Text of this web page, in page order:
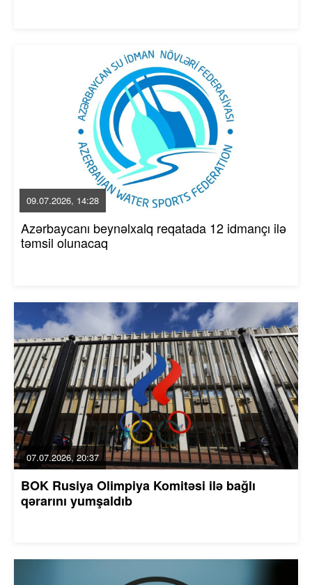
09.07.2026, 14:28
Azərbaycanı beynəlxalq reqatada 12 idmançı ilə
təmsil olunacaq
07.07.2026, 20:37
BOK Rusiya Olimpiya Komitəsi ilə bağlı
qərarını yumşaldıb